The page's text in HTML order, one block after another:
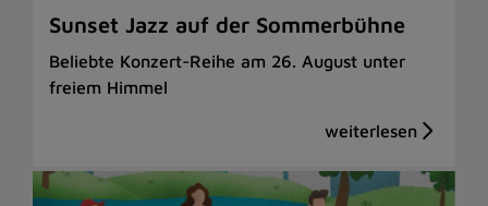
Sunset Jazz auf der Sommerbühne
Beliebte Konzert-Reihe am 26. August unter
freiem Himmel